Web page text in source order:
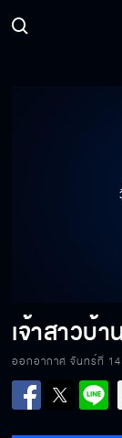
เจ้าสาวบ้า
ออกอากาศ จันทร์ที่